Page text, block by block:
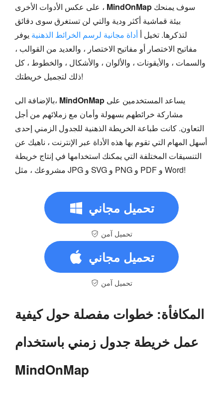
على عكس الأدوات الأخرى ، MindOnMap
بيئة قماشية أكثر ودية والتي لن تستغرق سوى دقائق
لتذكرها. تخيل أ أداة مجانية لرسم الخرائط الذهنية يوفر
مفاتيح الاختصار أو مفاتيح الاختصار ، والعديد من القوالب ،
والسمات ، والأيقونات ، والألوان ، والأشكال ، والخطوط ، كل
ذلك لتجميل خريطتك!
بالإضافة الى، MindOnMap
مشاركة خرائطهم بسهولة وأمان مع زملائهم من أجل
التعاون. كانت طباعة الخريطة الذهنية للجدول الزمني إحدى
أسهل المهام التي تقوم بها هذه الأداة عبر الإنترنت ، ناهيك عن
التنسيقات المختلفة التي يمكنك استخدامها في إنتاج خريطة
مشروعك ، مثل JPG و SVG و PNG و PDF و Word!
تحميل مجاني
تحميل آمن
تحميل مجاني
تحميل آمن
المكافأة: خطوات مفصلة حول كيفية
عمل خريطة جدول زمني باستخدام
MindOnMap